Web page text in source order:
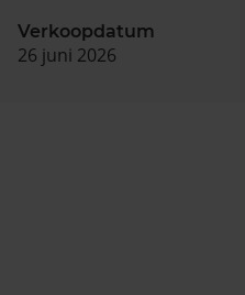
Verkoopdatum
26 juni 2026